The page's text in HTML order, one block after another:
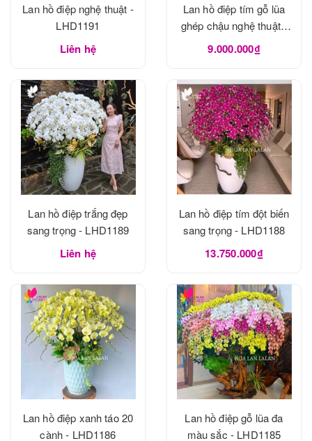
Lan hồ điệp nghệ thuật -
LHD1191
Liên hệ
Lan hồ điệp tím gỗ lũa
ghép chậu nghệ thuật -
LHD1190
9.000.000₫
Lan hồ điệp trắng đẹp
sang trọng - LHD1189
Liên hệ
Lan hồ điệp tím đột biến
sang trọng - LHD1188
13.750.000₫
Lan hồ điệp xanh táo 20
cành - LHD1186
Lan hồ điệp gỗ lũa đa
màu sắc - LHD1185